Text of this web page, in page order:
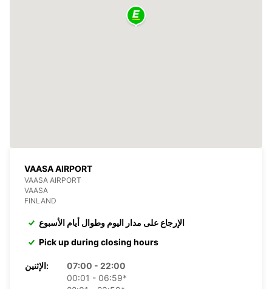
VAASA AIRPORT
VAASA AIRPORT
VAASA
FINLAND
الإرجاع على مدار اليوم وطوال أيام الأسبوع
Pick up during closing hours
الإثنين:
07:00 - 22:00
00:01 - 06:59*